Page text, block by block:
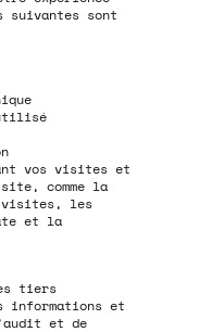
suivantes sont
vos visites et
comme la
visites, les
et la
tiers
informations et
et de